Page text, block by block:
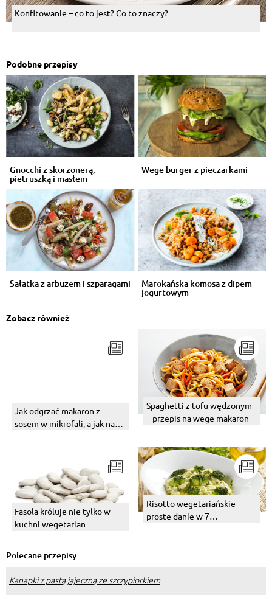
Konfitowanie – co to jest? Co to znaczy?
Podobne przepisy
Gnocchi z skorzonerą,
pietruszką i masłem
Wege burger z pieczarkami
Sałatka z arbuzem i szparagami Marokańska komosa z dipem
jogurtowym
Zobacz również
Jak odgrzać makaron z
sosem w mikrofali, a jak na
Spaghetti z tofu wędzonym
– przepis na wege makaron
Fasola króluje nie tylko w
kuchni wegetarian
Risotto wegetariańskie –
proste danie w 7
Polecane przepisy
Kanapki z pastą jajeczną ze szczypiorkiem